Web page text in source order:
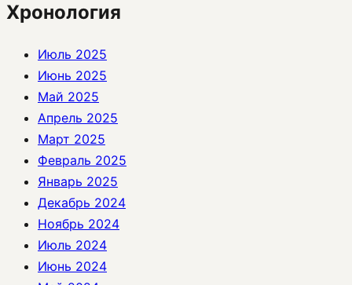
Хронология
Июль 2025
Июнь 2025
Май 2025
Апрель 2025
Март 2025
Февраль 2025
Январь 2025
Декабрь 2024
Ноябрь 2024
Июль 2024
Июнь 2024